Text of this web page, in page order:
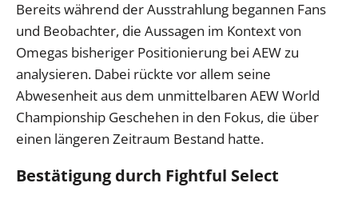
Bereits während der Ausstrahlung begannen Fans
und Beobachter, die Aussagen im Kontext von
Omegas bisheriger Positionierung bei AEW zu
analysieren. Dabei rückte vor allem seine
Abwesenheit aus dem unmittelbaren AEW World
Championship Geschehen in den Fokus, die über
einen längeren Zeitraum Bestand hatte.
Bestätigung durch Fightful Select